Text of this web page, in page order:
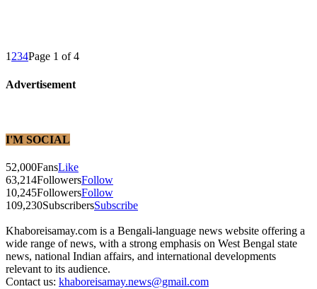
1 234Page 1 of 4
Advertisement
I'M SOCIAL
52,000FansLike
63,214FollowersFollow
10,245FollowersFollow
109,230SubscribersSubscribe
Khaboreisamay.com is a Bengali-language news website offering a
wide range of news, with a strong emphasis on West Bengal state
news, national Indian affairs, and international developments
relevant to its audience.
Contact us: khaboreisamay.news@gmail.com